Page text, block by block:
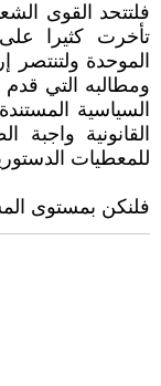
فلتتحد القوى
تأخرت كثيرا على
الموحدة ولتنتصر
ومطالبه التي
السياسية
القانونية
للمعطيات
فلنكن بمستوى